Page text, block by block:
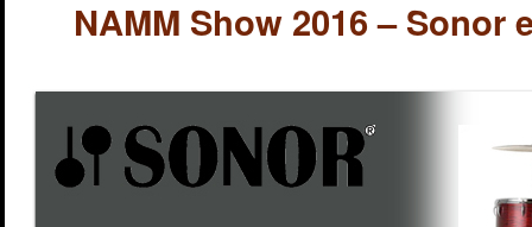
NAMM Show 2016 – Sonor